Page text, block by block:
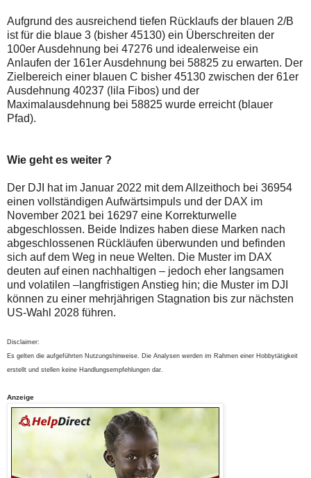
Aufgrund des ausreichend tiefen Rücklaufs der blauen 2/B
ist für die blaue 3 (bisher 45130) ein Überschreiten der
100er Ausdehnung bei 47276 und idealerweise ein
Anlaufen der 161er Ausdehnung bei 58825 zu erwarten. Der
Zielbereich einer blauen C bisher 45130 zwischen der 61er
Ausdehnung 40237 (lila Fibos) und der
Maximalausdehnung bei 58825 wurde erreicht (blauer
Pfad).
Wie geht es weiter ?
Der DJI hat im Januar 2022 mit dem Allzeithoch bei 36954
einen vollständigen Aufwärtsimpuls und der DAX im
November 2021 bei 16297 eine Korrekturwelle
abgeschlossen. Beide Indizes haben diese Marken nach
abgeschlossenen Rückläufen überwunden und befinden
sich auf dem Weg in neue Welten. Die Muster im DAX
deuten auf einen nachhaltigen – jedoch eher langsamen
und volatilen –langfristigen Anstieg hin; die Muster im DJI
können zu einer mehrjährigen Stagnation bis zur nächsten
US-Wahl 2028 führen.
Disclaimer:
Es gelten die aufgeführten Nutzungshinweise. Die Analysen werden im Rahmen einer Hobbytätigkeit
erstellt und stellen keine Handlungsempfehlungen dar.
Anzeige